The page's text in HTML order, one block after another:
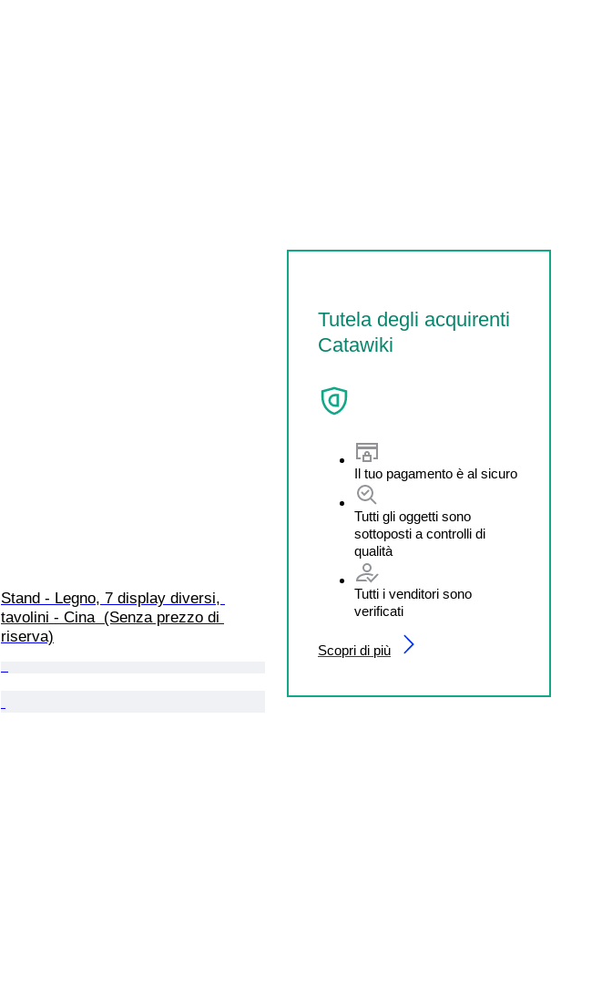
Tutela degli acquirenti
Catawiki
Il tuo pagamento è al sicuro
Tutti gli oggetti sono
sottoposti a controlli di
qualità
Tutti i venditori sono
verificati
Scopri di più
Stand - Legno, 7 display diversi,
tavolini - Cina  (Senza prezzo di
riserva)